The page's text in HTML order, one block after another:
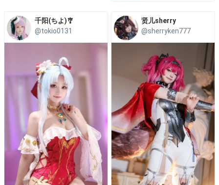
千阳(ちよ)🎐
@tokio0131
贤儿sherry
@sherryken777